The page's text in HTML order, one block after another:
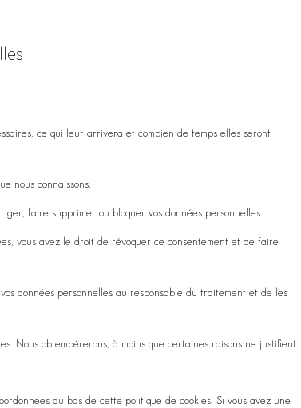
ce qui leur arrivera et combien de temps elles seront
nous connaissons.
faire supprimer ou bloquer vos données personnelles.
vous avez le droit de révoquer ce consentement et de faire
données personnelles au responsable du traitement et de les
Nous obtempérerons, à moins que certaines raisons ne justifient
au bas de cette politique de cookies. Si vous avez une